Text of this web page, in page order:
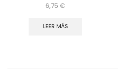
6,75 €
LEER MÁS